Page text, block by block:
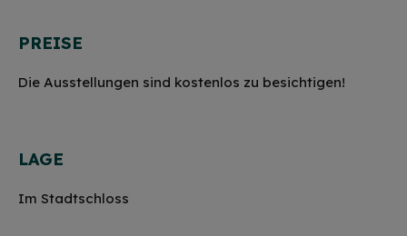
PREISE
Die Ausstellungen sind kostenlos zu besichtigen!
LAGE
Im Stadtschloss